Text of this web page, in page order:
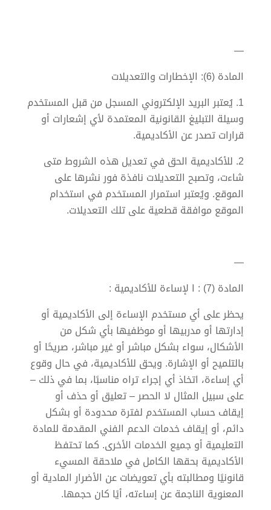
—
المادة (6): الإخطارات والتعديلات
1. يُعتبر البريد الإلكتروني المسجل من قبل المستخدم
وسيلة التبليغ القانونية المعتمدة لأي إشعارات أو
قرارات تصدر عن الأكاديمية.
2. للأكاديمية الحق في تعديل هذه الشروط متى
شاءت، وتصبح التعديلات نافذة فور نشرها على
الموقع. ويُعتبر استمرار المستخدم في استخدام
الموقع موافقة قطعية على تلك التعديلات.
—
المادة (7) : ا لإساءة للأكاديمية :
يحظر على أي مستخدم الإساءة إلى الأكاديمية أو
إدارتها أو مدربيها أو موظفيها بأي شكل من
الأشكال، سواء بشكل مباشر أو غير مباشر، صريحًا أو
بالتلميح أو الإشارة. ويحق للأكاديمية، في حال وقوع
أي إساءة، اتخاذ أي إجراء تراه مناسبًا، بما في ذلك –
على سبيل المثال لا الحصر – تعليق أو حذف أو
إيقاف حساب المستخدم لفترة محدودة أو بشكل
دائم، أو إيقاف خدمات الدعم الفني المقدمة للمادة
التعليمية أو جميع الخدمات الأخرى. كما تحتفظ
الأكاديمية بحقها الكامل في ملاحقة المسيء
قانونيًا ومطالبته بأي تعويضات عن الأضرار المادية أو
المعنوية الناجمة عن إساءته، أيًا كان حجمها.